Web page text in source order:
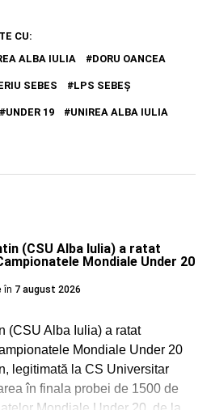
CU:
ALBA IULIA DORU OANCEA
SEBES LPS SEBEŞ
UNDER 19 UNIREA ALBA IULIA
(CSU Alba Iulia) a ratat
Mondiale Under 20
în 7 august 2026
(CSU Alba Iulia) a ratat
Mondiale Under 20
legitimată la CS Universitar
în finala probei de 1500 de